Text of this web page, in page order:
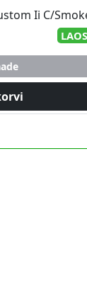
Ii C/
LAOS